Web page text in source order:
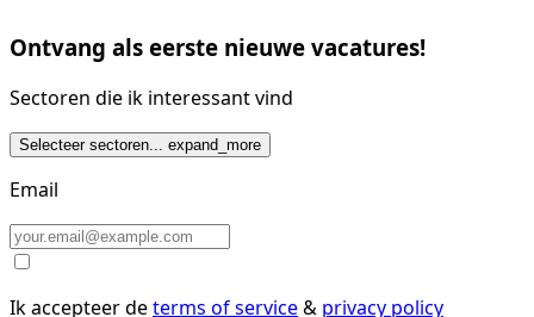
Ontvang als eerste nieuwe vacatures!
Sectoren die ik interessant vind
Selecteer sectoren... expand_more
Email
Ik accepteer determs of service& privacy policy